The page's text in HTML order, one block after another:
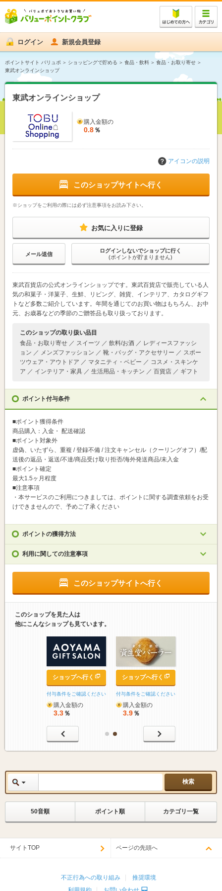
ログイン 新規会員登録
ポイントサイト バリュポ ショッピングで貯める 食品・飲料
食品・お取り寄せ
東武オンラインショップ
東武オンラインショップ
購入金額の
0.8 ％
アイコンの説明
このショップサイトへ行く
※ショップをご利用の際には必ず注意事項をお読み下さい。
お気に入りに登録
メール送信
ログインしないでショップに行く
(ポイントが貯まりません)
東武百貨店の公式オンラインショップです。東武百貨店で販売している人
気の和菓子・洋菓子、生鮮、リビング、雑貨、インテリア、カタログギフ
トなど多数ご紹介しています。年間を通じてのお買い物はもちろん、お中
元、お歳暮などの季節のご贈答品も取り扱っております。
このショップの取り扱い品目
食品・お取り寄せ ／ スイーツ ／ 飲料/お酒 ／ レディースファッシ
ョン ／ メンズファッション ／ 靴・バッグ・アクセサリー ／ スポー
ツウェア・アウトドア ／ マタニティ・ベビー ／ コスメ・スキンケ
ア ／ インテリア・家具 ／ 生活用品・キッチン ／ 百貨店 ／ ギフト
ポイント付与条件
■ポイント獲得条件
商品購入：入金・ 配送確認
■ポイント対象外
虚偽、いたずら、重複 / 登録不備 / 注文キャンセル（クーリングオフ）/配
送後の返品・返送/不達/商品受け取り拒否/海外発送商品/未入金
■ポイント確定
最大1.5ヶ月程度
■注意事項
・本サービスのご利用につきましては、ポイントに関する調査依頼をお受
けできませんので、予めご了承ください
ポイントの獲得方法
利用に関しての注意事項
このショップサイトへ行く
このショップを見た人は
他にこんなショップも見ています。
ショップへ行く
付与条件をご確認ください
購入金額の
3.3 ％
ショップへ行く
付与条件をご確認ください
購入金額の
3.9 ％
50音順 ポイント順 カテゴリ一覧
サイトTOP ページの先頭へ
不正行為への取り組み
推奨環境